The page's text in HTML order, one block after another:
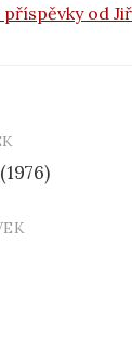
od